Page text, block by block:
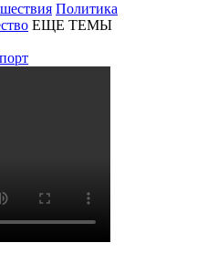
Политика
ЕЩЕ ТЕМЫ